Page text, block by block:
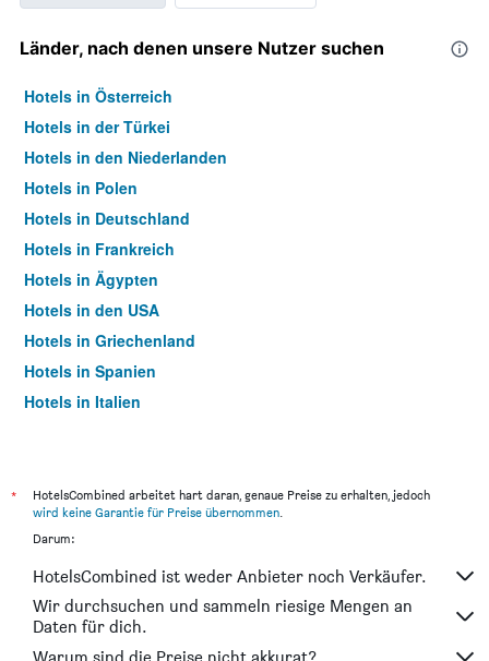
Länder, nach denen unsere Nutzer suchen
Hotels in Österreich
Hotels in der Türkei
Hotels in den Niederlanden
Hotels in Polen
Hotels in Deutschland
Hotels in Frankreich
Hotels in Ägypten
Hotels in den USA
Hotels in Griechenland
Hotels in Spanien
Hotels in Italien
*
HotelsCombined arbeitet hart daran, genaue Preise zu erhalten, jedoch
wird keine Garantie für Preise übernommen.
Darum:
HotelsCombined ist weder Anbieter noch Verkäufer.
Wir durchsuchen und sammeln riesige Mengen an
Daten für dich.
Warum sind die Preise nicht akkurat?